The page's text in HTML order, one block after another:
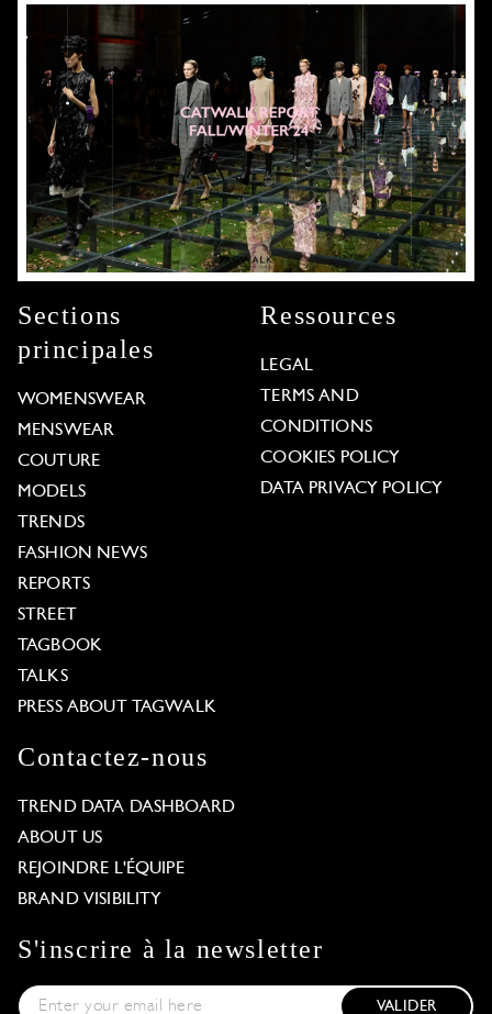
Sections
principales
WOMENSWEAR
MENSWEAR
COUTURE
MODELS
TRENDS
FASHION NEWS
REPORTS
STREET
TAGBOOK
TALKS
PRESS ABOUT TAGWALK
Ressources
LEGAL
TERMS AND
CONDITIONS
COOKIES POLICY
DATA PRIVACY POLICY
Contactez-nous
TREND DATA DASHBOARD
ABOUT US
REJOINDRE L'ÉQUIPE
BRAND VISIBILITY
S'inscrire à la newsletter
VALIDER